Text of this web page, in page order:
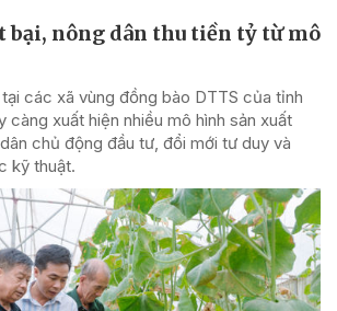
bại, nông dân thu tiền tỷ từ mô
các xã vùng đồng bào DTTS của tỉnh
càng xuất hiện nhiều mô hình sản xuất
chủ động đầu tư, đổi mới tư duy và
kỹ thuật.